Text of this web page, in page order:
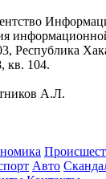
Республика
кв. 104.
А.Л.
Авто